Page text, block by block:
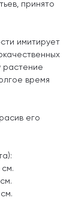
принято
имитирует
растение
время
его